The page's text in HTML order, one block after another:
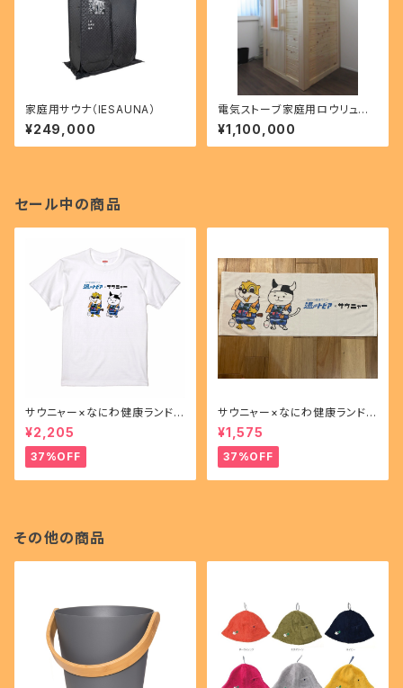
家庭用サウナ（IESAUNA）
¥249,000
電気ストーブ家庭用ロウリュサ
ウナ～1人用～【本体価格のみ】
¥1,100,000
セール中の商品
サウニャー×なにわ健康ランド湯
～トピアコラボＴシャツ
¥2,205
37%OFF
サウニャー×なにわ健康ランド湯
～トピアコラボフェイスタオル
¥1,575
37%OFF
その他の商品